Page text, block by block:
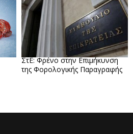
ΣτΕ: Φρένο στην Επιμήκυνση
της Φορολογικής Παραγραφής